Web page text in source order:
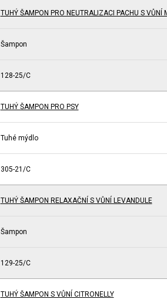
TUHÝ ŠAMPON PRO NEUTRALIZACI PACHU S VŮNÍ
Šampon
128-25/C
TUHÝ ŠAMPON PRO PSY
Tuhé mýdlo
305-21/C
TUHÝ ŠAMPON RELAXAČNÍ S VŮNÍ LEVANDULE
Šampon
129-25/C
TUHÝ ŠAMPON S VŮNÍ CITRONELLY